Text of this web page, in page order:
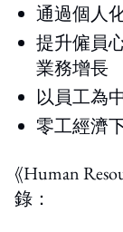
通過個人
提升僱員
業務增長
以員工為
零工經濟
《Human
錄：